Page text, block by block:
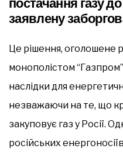
заявлену
Це рішення, оголошене
монополістом
наслідки для
незважаючи на те, що
закуповує газ у Росії.
російських